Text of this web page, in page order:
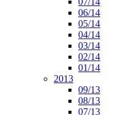
06/14
05/14
04/14
03/14
02/14
01/14
2013
09/13
08/13
07/13